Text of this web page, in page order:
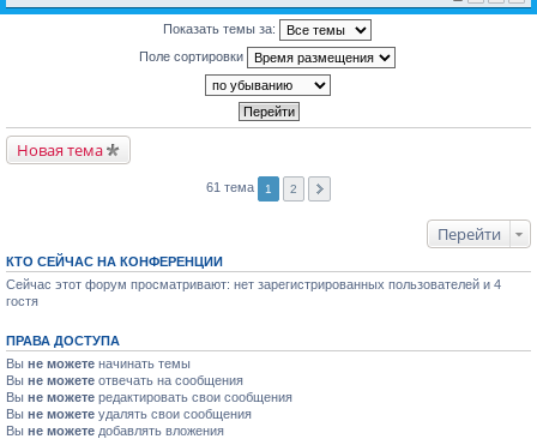
Показать темы за:
Поле сортировки
Новая тема
61 тема 1 2
Перейти
КТО СЕЙЧАС НА КОНФЕРЕНЦИИ
Сейчас этот форум просматривают: нет зарегистрированных пользователей и 4
гостя
ПРАВА ДОСТУПА
Вы не можете начинать темы
Вы не можете отвечать на сообщения
Вы не можете редактировать свои сообщения
Вы не можете удалять свои сообщения
Вы не можете добавлять вложения